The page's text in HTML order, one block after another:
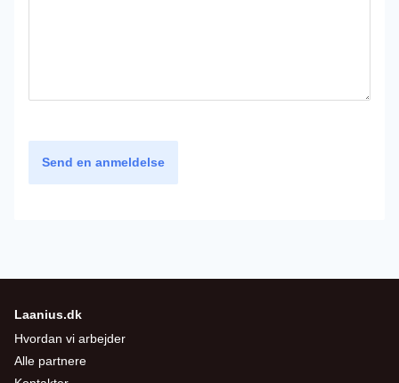
Send en anmeldelse
Laanius.dk
Hvordan vi arbejder
Alle partnere